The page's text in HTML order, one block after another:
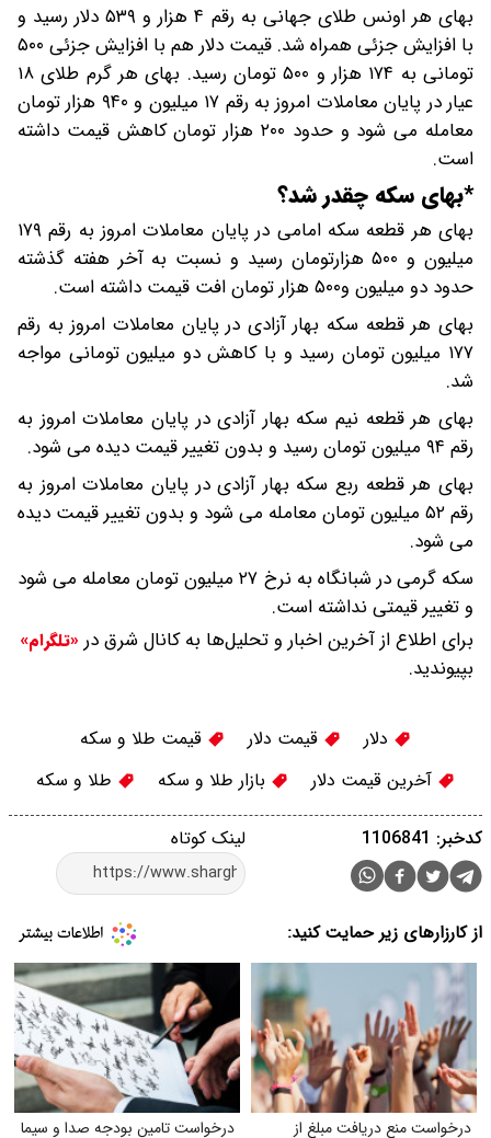
بهای هر اونس طلای جهانی به رقم ۴ هزار و ۵۳۹ دلار رسید و
با افزایش جزئی همراه شد. قیمت دلار هم با افزایش جزئی ۵۰۰
تومانی به ۱۷۴ هزار و ۵۰۰ تومان رسید. بهای هر گرم طلای ۱۸
عیار در پایان معاملات امروز به رقم ۱۷ میلیون و ۹۴۰ هزار تومان
معامله می شود و حدود ۲۰۰ هزار تومان کاهش قیمت داشته
است.
*بهای سکه چقدر شد؟
بهای هر قطعه سکه امامی در پایان معاملات امروز به رقم ۱۷۹
میلیون و ۵۰۰ هزارتومان رسید و نسبت به آخر هفته گذشته
حدود دو میلیون و۵۰۰ هزار تومان افت قیمت داشته است.
بهای هر قطعه سکه بهار آزادی در پایان معاملات امروز به رقم
۱۷۷ میلیون تومان رسید و با کاهش دو میلیون تومانی مواجه
شد.
بهای هر قطعه نیم سکه بهار آزادی در پایان معاملات امروز به
رقم ۹۴ میلیون تومان رسید و بدون تغییر قیمت دیده می شود.
بهای هر قطعه ربع سکه بهار آزادی در پایان معاملات امروز به
رقم ۵۲ میلیون تومان معامله می شود و بدون تغییر قیمت دیده
می شود.
سکه گرمی در شبانگاه به نرخ ۲۷ میلیون تومان معامله می شود
و تغییر قیمتی نداشته است.
برای اطلاع از آخرین اخبار و تحلیل‌ها به کانال شرق در «تلگرام»
بپیوندید.
دلار قیمت دلار
قیمت طلا و سکه
آخرین قیمت دلار
بازار طلا و سکه طلا و سکه
لینک کوتاه کدخبر: 1106841
از کارزارهای زیر حمایت کنید:
درخواست منع دریافت مبلغ از
درخواست تامین بودجه صدا و سیما